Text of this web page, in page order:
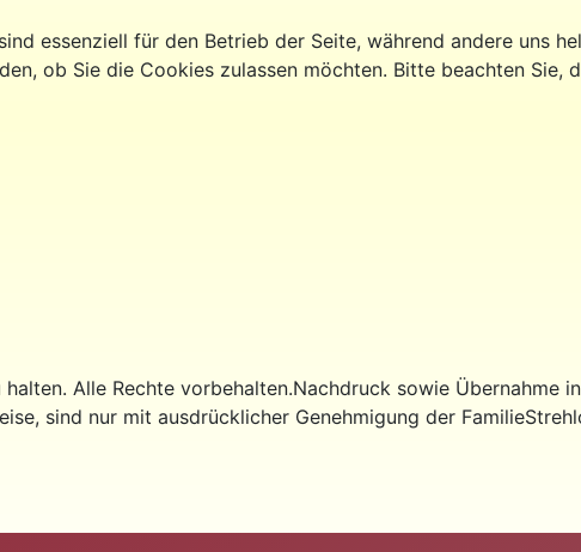
Alle Rechte vorbehalten.Nachdruck sowie Übernahme
sind nur mit ausdrücklicher Genehmigung der
essenziell für den Betrieb der Seite, während andere uns
ob Sie die Cookies zulassen möchten. Bitte beachten